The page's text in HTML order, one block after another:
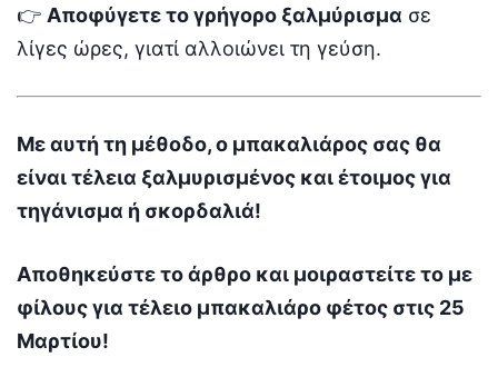
👉 Αποφύγετε το γρήγορο ξαλμύρισμα σε
λίγες ώρες, γιατί αλλοιώνει τη γεύση.
Με αυτή τη μέθοδο, ο μπακαλιάρος σας θα
είναι τέλεια ξαλμυρισμένος και έτοιμος για
τηγάνισμα ή σκορδαλιά!
Αποθηκεύστε το άρθρο και μοιραστείτε το με
φίλους για τέλειο μπακαλιάρο φέτος στις 25
Μαρτίου!